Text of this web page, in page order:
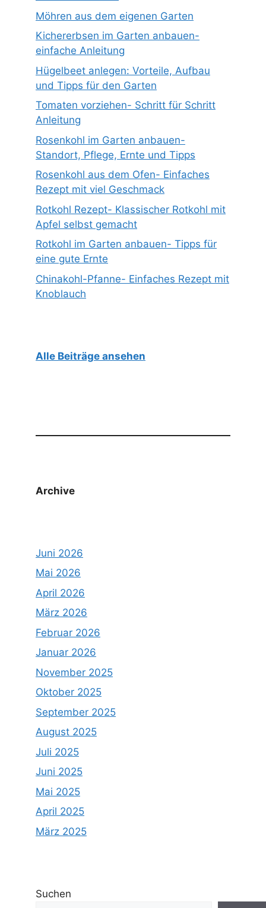
Möhren aus dem eigenen Garten
Kichererbsen im Garten anbauen-
einfache Anleitung
Hügelbeet anlegen: Vorteile, Aufbau
und Tipps für den Garten
Tomaten vorziehen- Schritt für Schritt
Anleitung
Rosenkohl im Garten anbauen-
Standort, Pflege, Ernte und Tipps
Rosenkohl aus dem Ofen- Einfaches
Rezept mit viel Geschmack
Rotkohl Rezept- Klassischer Rotkohl mit
Apfel selbst gemacht
Rotkohl im Garten anbauen- Tipps für
eine gute Ernte
Chinakohl-Pfanne- Einfaches Rezept mit
Knoblauch
Alle Beiträge ansehen
Archive
Juni 2026
Mai 2026
April 2026
März 2026
Februar 2026
Januar 2026
November 2025
Oktober 2025
September 2025
August 2025
Juli 2025
Juni 2025
Mai 2025
April 2025
März 2025
Suchen